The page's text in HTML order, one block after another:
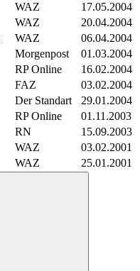
WAZ
17.05.2004
WAZ
20.04.2004
WAZ
06.04.2004
Morgenpost
01.03.2004
RP Online
16.02.2004
FAZ
03.02.2004
Der Standart
29.01.2004
RP Online
01.11.2003
RN
15.09.2003
WAZ
03.02.2001
WAZ 25.01.2001